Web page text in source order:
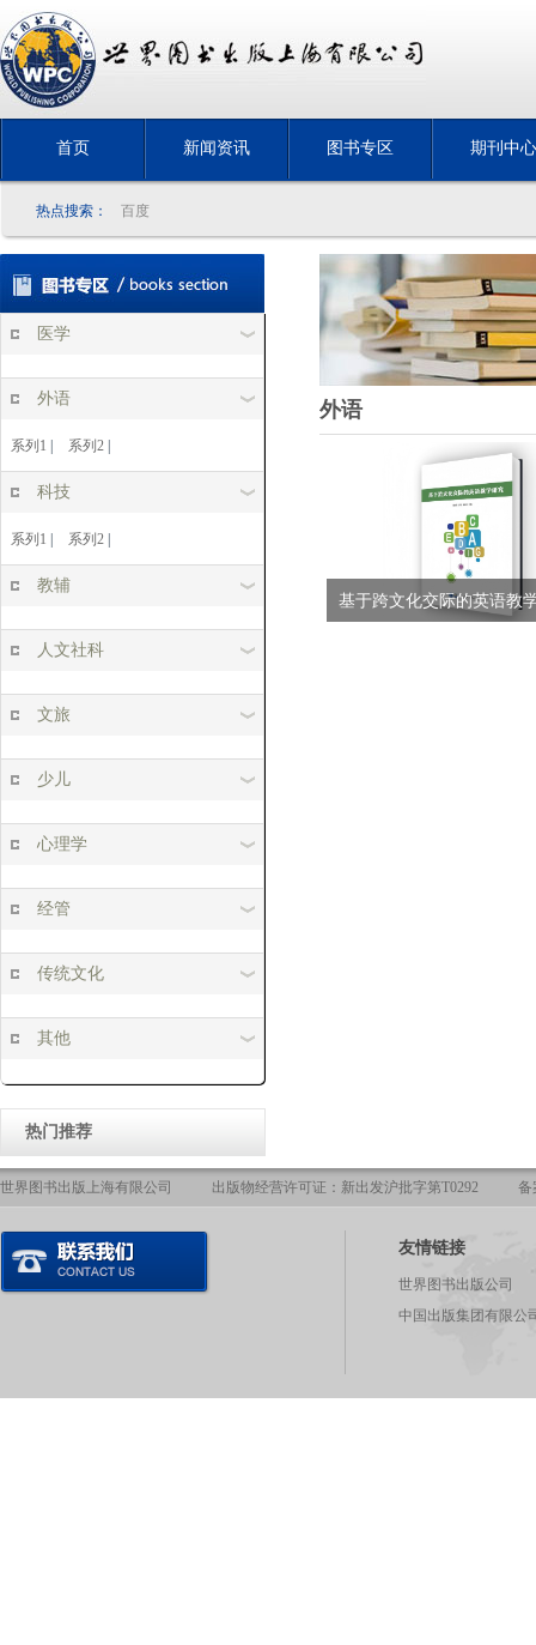
首页 新闻资讯 图书专区 期刊中心
热点搜索： 百度
医学
外语
系列1 系列2
科技
系列1 系列2
教辅
人文社科
文旅
少儿
心理学
经管
传统文化
其他
热门推荐
外语
基于跨文化交际的英语教
世界图书出版上海有限公司 出版物经营许可证：新出发沪批字第T0292 备
友情链接
世界图书出版公司
中国出版集团有限公